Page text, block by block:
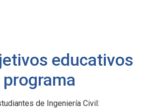
educativos
programa
de Ingeniería Civil: